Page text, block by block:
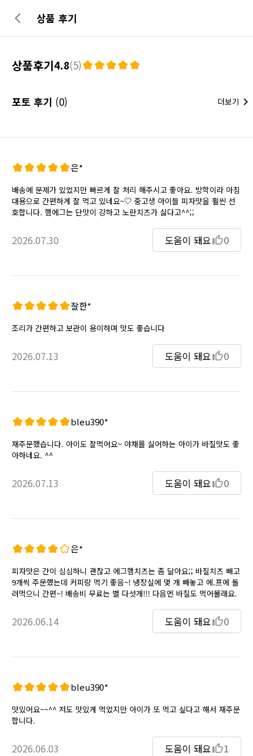
상품 후기
상품후기4.8(5)
포토 후기 (0) 더보기
은*
배송에 문제가 있었지만 빠르게 잘 처리 해주시고 좋아요. 방학이라 아침
대용으로 간편하게 잘 먹고 있네요~♡ 중고생 아이들 피자맛을 훨씬 선
호합니다. 햄에그는 단맛이 강하고 노란치즈가 싫다고^^;;
2026.07.30 도움이 돼요 0
잘한*
조리가 간편하고 보관이 용이하며 맛도 좋습니다
2026.07.13 도움이 돼요 0
bleu390*
재주문했습니다. 아이도 잘먹어요~ 야채를 싫어하는 아이가 바질맛도 좋
아하네요. ^^
2026.07.13 도움이 돼요 0
은*
피자맛은 간이 심심하니 괜찮고 에그햄치즈는 좀 달아요;; 바질치즈 빼고
9개씩 주문했는데 커피랑 먹기 좋음~! 냉장실에 몇 개 빼놓고 에.프에 돌
려먹으니 간편~! 배송비 무료는 별 다섯개!!! 다음엔 바질도 먹어볼래요.
2026.06.14 도움이 돼요 0
bleu390*
맛있어요~~^^ 저도 맛있게 먹었지만 아이가 또 먹고 싶다고 해서 재주문
합니다.
2026.06.03 도움이 돼요 1